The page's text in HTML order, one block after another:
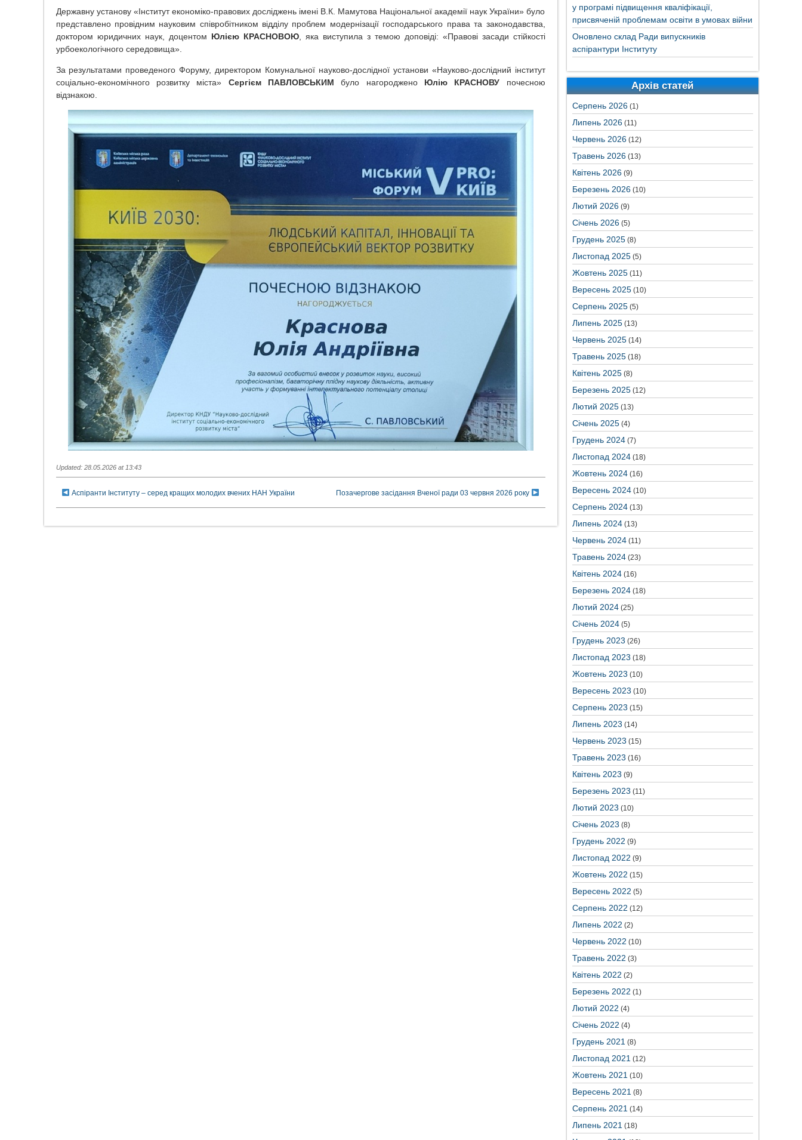
Державну установу «Інститут економіко-правових досліджень імені В.К. Мамутова Національної академії наук України» було
представлено провідним науковим співробітником відділу проблем модернізації господарського права та законодавства,
доктором юридичних наук, доцентом Юлією КРАСНОВОЮ, яка виступила з темою доповіді: «Правові засади стійкості
урбоекологічного середовища».
За результатами проведеного Форуму, директором Комунальної науково-дослідної установи «Науково-дослідний інститут
соціально-економічного розвитку міста» Сергієм ПАВЛОВСЬКИМ було нагороджено Юлію КРАСНОВУ почесною
відзнакою.
Updated: 28.05.2026 at 13:43
Аспіранти Інституту – серед кращих молодих вчених НАН України Позачергове засідання Вченої ради 03 червня 2026 року
у програмі підвищення кваліфікації,
присвяченій проблемам освіти в умовах війни
Оновлено склад Ради випускників
аспірантури Інституту
Архів статей
Серпень 2026(1)
Липень 2026(11)
Червень 2026(12)
Травень 2026(13)
Квітень 2026(9)
Березень 2026(10)
Лютий 2026(9)
Січень 2026(5)
Грудень 2025(8)
Листопад 2025(5)
Жовтень 2025(11)
Вересень 2025(10)
Серпень 2025(5)
Липень 2025(13)
Червень 2025(14)
Травень 2025(18)
Квітень 2025(8)
Березень 2025(12)
Лютий 2025(13)
Січень 2025(4)
Грудень 2024(7)
Листопад 2024(18)
Жовтень 2024(16)
Вересень 2024(10)
Серпень 2024(13)
Липень 2024(13)
Червень 2024(11)
Травень 2024(23)
Квітень 2024(16)
Березень 2024(18)
Лютий 2024(25)
Січень 2024(5)
Грудень 2023 (26)
Листопад 2023 (18)
Жовтень 2023 (10)
Вересень 2023 (10)
Серпень 2023 (15)
Липень 2023 (14)
Червень 2023 (15)
Травень 2023 (16)
Квітень 2023 (9)
Березень 2023 (11)
Лютий 2023 (10)
Січень 2023 (8)
Грудень 2022 (9)
Листопад 2022 (9)
Жовтень 2022 (15)
Вересень 2022 (5)
Серпень 2022 (12)
Липень 2022 (2)
Червень 2022 (10)
Травень 2022 (3)
Квітень 2022 (2)
Березень 2022 (1)
Лютий 2022 (4)
Січень 2022 (4)
Грудень 2021(8)
Листопад 2021(12)
Жовтень 2021(10)
Вересень 2021(8)
Серпень 2021(14)
Липень 2021(18)